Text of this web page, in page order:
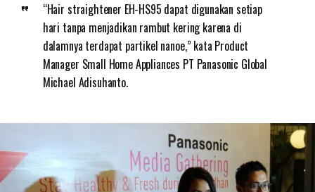
“Hair straightener EH-HS95 dapat digunakan setiap
hari tanpa menjadikan rambut kering karena di
dalamnya terdapat partikel nanoe,” kata Product
Manager Small Home Appliances PT Panasonic Global
Michael Adisuhanto.